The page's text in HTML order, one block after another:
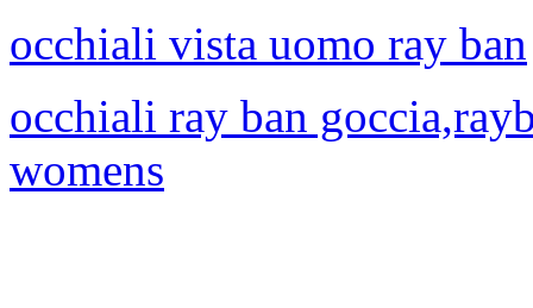
occhiali vista uomo ray ban
occhiali ray ban
womens